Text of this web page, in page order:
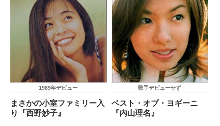
1989年デビュー
まさかの小室ファミリー入
り『西野妙子』
歌手デビューせず
ベスト・オブ・ヨギーニ
『内山理名』